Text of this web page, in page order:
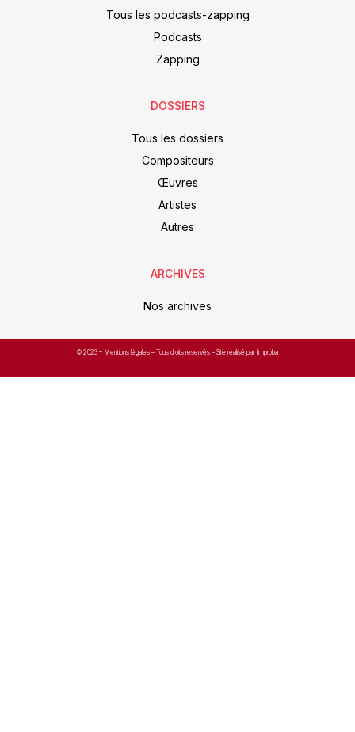
Tous les podcasts-zapping
Podcasts
Zapping
DOSSIERS
Tous les dossiers
Compositeurs
Œuvres
Artistes
Autres
ARCHIVES
Nos archives
© 2023 – Mentions légales – Tous droits réservés – Site réalisé par Improba